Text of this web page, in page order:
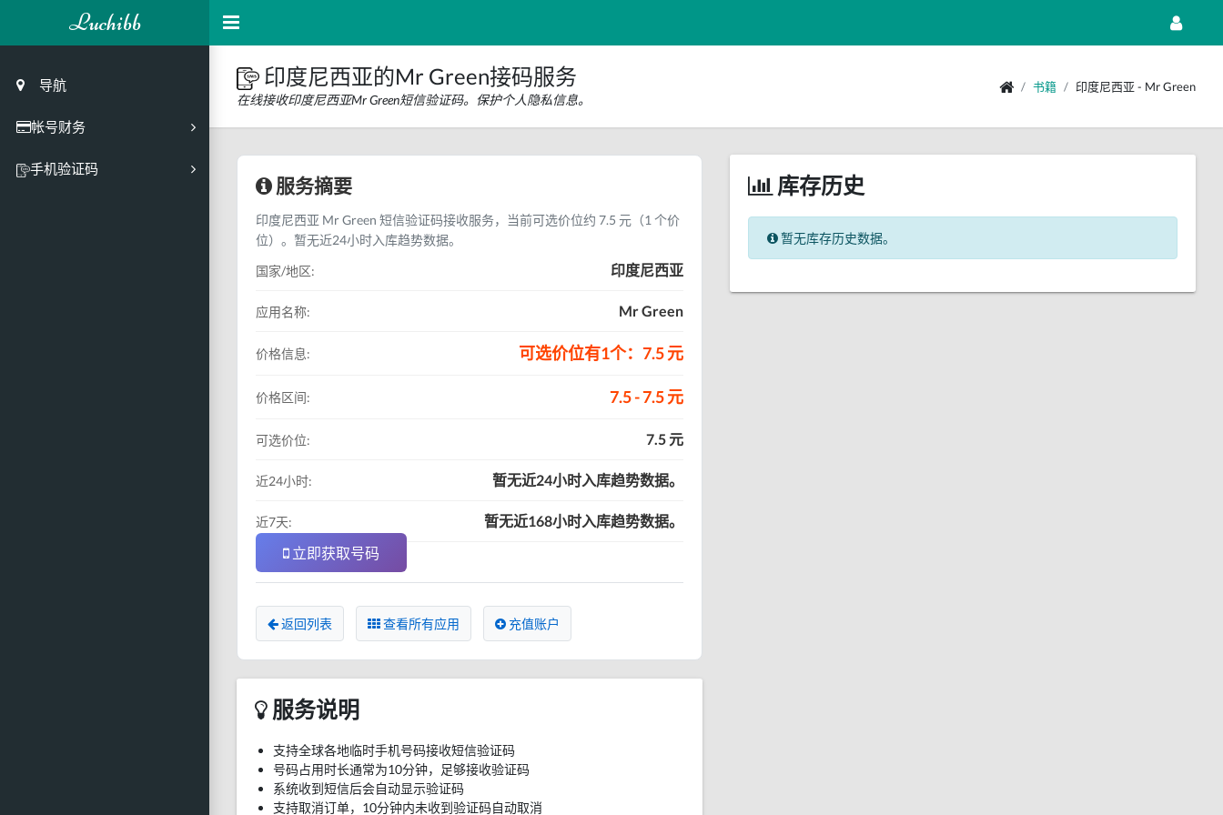
Luchibb
导航
帐号财务
充值
手机验证码
印度尼西亚的Mr Green接码服务
在线接收印度尼西亚Mr Green短信验证码。保护个人隐私信息。
书籍 印度尼西亚 - Mr Green
服务摘要
印度尼西亚 Mr Green 短信验证码接收服务，当前可选价位约 7.5 元（1 个价
位）。暂无近24小时入库趋势数据。
国家/地区:
印度尼西亚
应用名称: Mr Green
价格信息: 可选价位有1个：7.5 元
价格区间: 7.5 - 7.5 元
可选价位: 7.5 元
近24小时: 暂无近24小时入库趋势数据。
近7天:
暂无近168小时入库趋势数据。
立即获取号码
返回列表 查看所有应用 充值账户
服务说明
支持全球各地临时手机号码接收短信验证码
号码占用时长通常为10分钟，足够接收验证码
系统收到短信后会自动显示验证码
支持取消订单，10分钟内未收到验证码自动取消
库存历史
暂无库存历史数据。